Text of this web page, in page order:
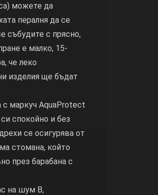
можете да
пералня да се
събудите с прясно,
е малко, 15-
че леко
изделия ще бъдат
с маркуч AquaProtect
спокойно и без
се осигурява от
стомана, който
през барабана с
на шум B,